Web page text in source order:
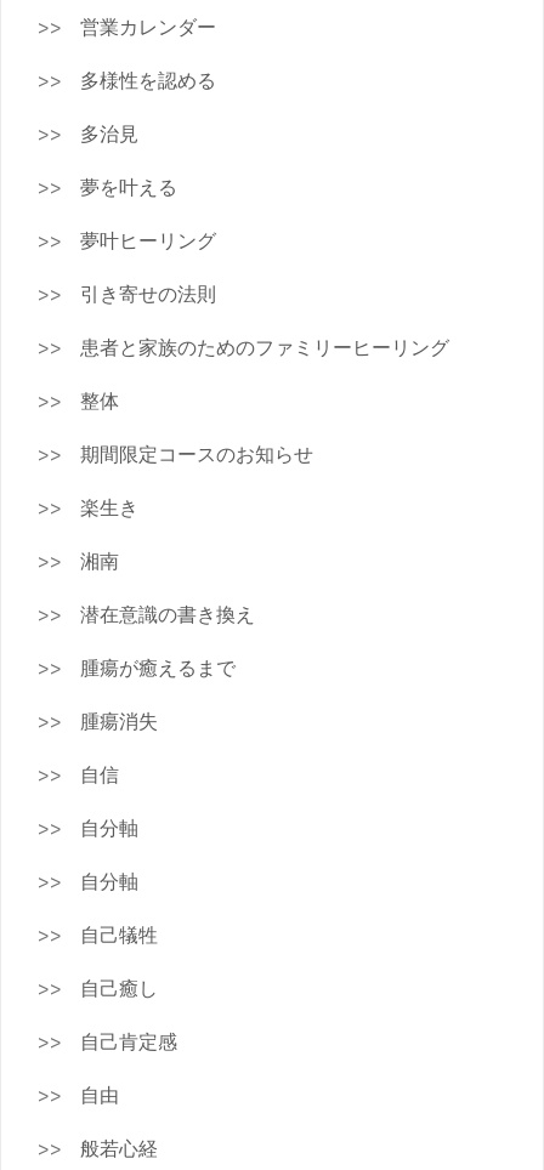
営業カレンダー
多様性を認める
多治見
夢を叶える
夢叶ヒーリング
引き寄せの法則
患者と家族のためのファミリーヒーリング
整体
期間限定コースのお知らせ
楽生き
湘南
潜在意識の書き換え
腫瘍が癒えるまで
腫瘍消失
自信
自分軸
自分軸
自己犠牲
自己癒し
自己肯定感
自由
般若心経